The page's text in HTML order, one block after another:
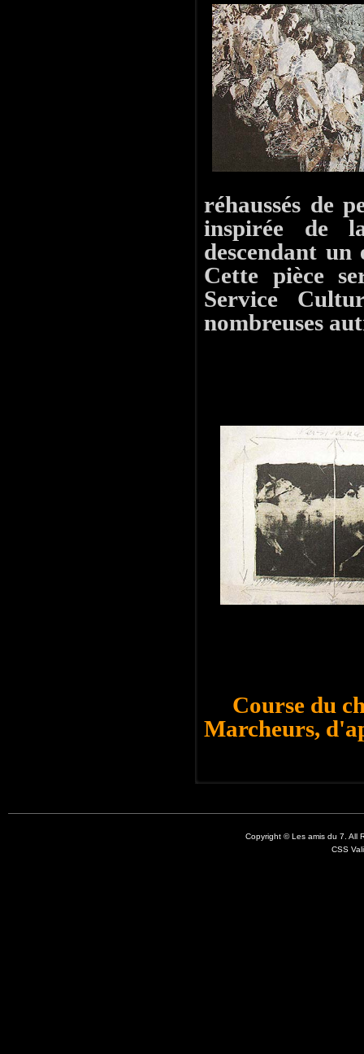
réhaussés de
inspirée de
descendant
Cette pièce
Service
nombreuses
Course du
Marcheurs,
Copyright © Les amis du 7. All
CSS